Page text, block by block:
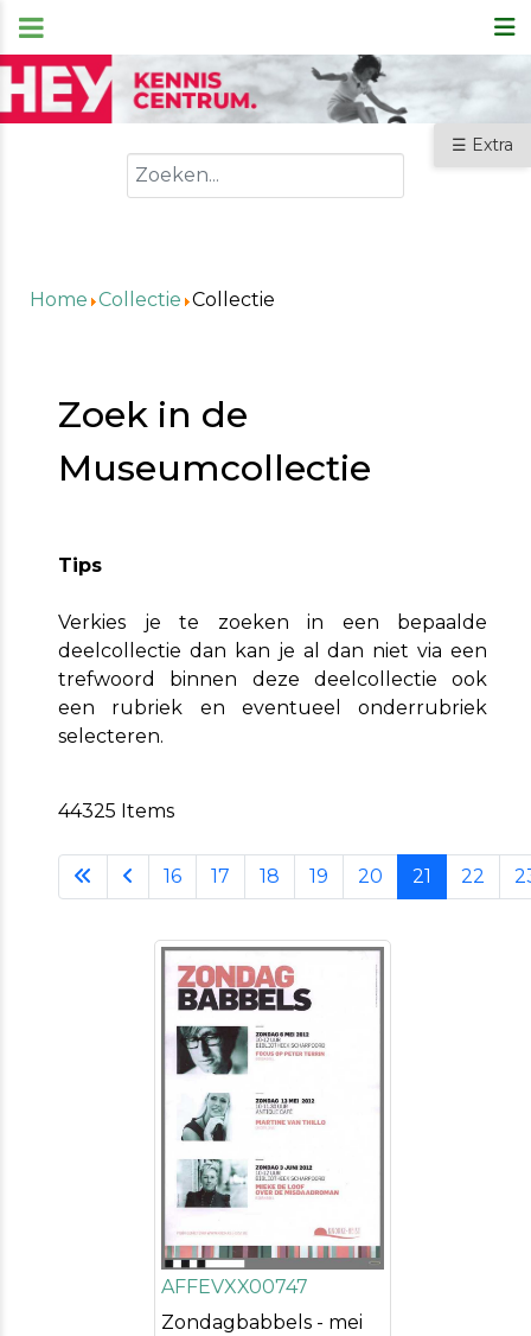
☰ Extra
Zoeken
Home Collectie Collectie
Zoek in de
Museumcollectie
Tips
Verkies je te zoeken in een bepaalde
deelcollectie dan kan je al dan niet via een
trefwoord binnen deze deelcollectie ook
een rubriek en eventueel onderrubriek
selecteren.
44325 Items
16 17 18 19 20 21 22
AFFEVXX00747
Zondagbabbels - mei